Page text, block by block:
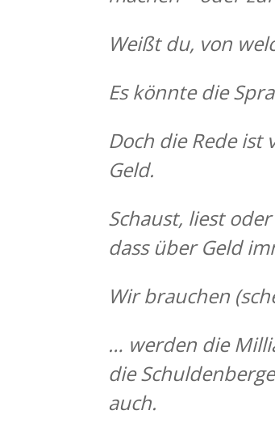
Weißt du, von
Es könntedie
Doch die Rede ist
Geld.
Schaust, liest
dassüber Geld
Wir brauchen
… werden die
die
auch.